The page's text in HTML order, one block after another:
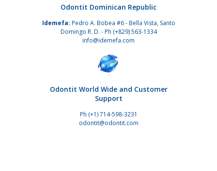
Odontit Dominican Republic
Idemefa: Pedro A. Bobea #6 - Bella Vista, Santo
Domingo R. D. - Ph (+829) 563-1334
info@idemefa.com
Odontit World Wide and Customer
Support
Ph (+1) 714-598-3231
odontit@odontit.com